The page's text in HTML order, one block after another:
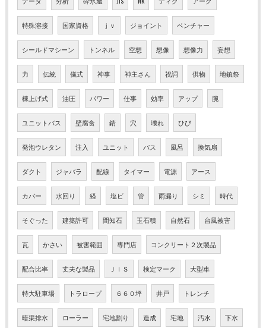
特殊溶接 国家資格 ｊｖ ジョイント ベンチャー
シールドマシーン トンネル 空想 想像 想像力 妄想
力 伝統 儀式 神事 神主さん 祝詞 供物 地鎮祭
棟上げ式 油圧 パワー 仕事 効率 アップ 腕
ユニットバス 壁腐食 錆 穴 壊れ ひび
発泡ウレタン 注入 ユニット バス 風呂 換気扇
ダクト ジャバラ 配線 タイマー 電源 アース
カバー 水回り 経 塩ビ 管 雨漏り シミ 時代
そぐった 建築許可 間知石 玉石積 自然石 台風被害
瓦 かさい 被害範囲 専門店 コンクリート２次製品
配合比率 丈夫な製品 ＪＩＳ 検定マーク 大型車
特大駐車場 トラロープ ６６０坪 井戸 トレンチ
暗渠排水 ローラー 宅地割り 造成 宅地 汚水 下水